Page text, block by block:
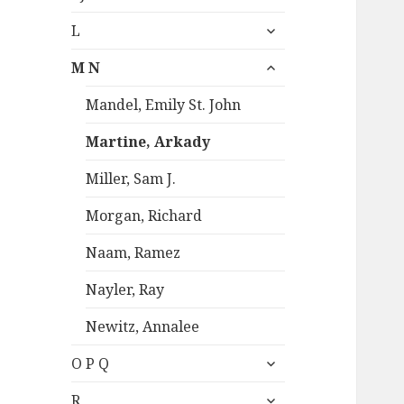
sous-
L
ouvrir
sous-
M N
ouvrir
Mandel, Emily St. John
Martine, Arkady
Miller, Sam J.
Morgan, Richard
Naam, Ramez
Nayler, Ray
Newitz, Annalee
O P Q
ouvrir
sous-
ouvrir